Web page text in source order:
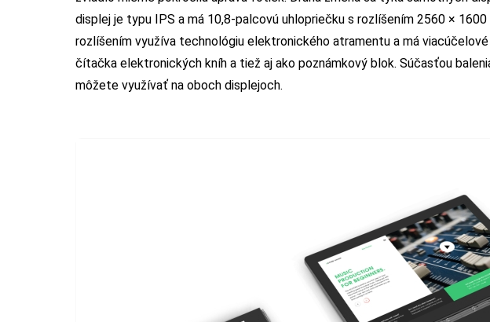
displej je typu IPS a má 10,8-palcovú uhlopriečku s rozlíšením 2560 × 1600
rozlíšením využíva technológiu elektronického atramentu a má
čítačka elektronických kníh a tiež aj ako poznámkový blok. Súčasťou
môžete využívať na oboch displejoch.